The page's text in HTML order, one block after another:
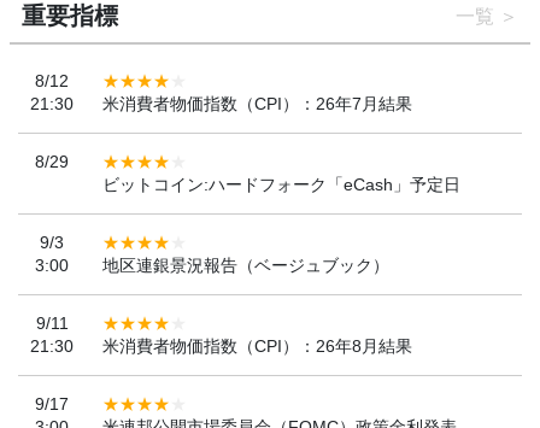
重要指標 一覧
8/12
21:30
米消費者物価指数（CPI）：26年7月結果
8/29
ビットコイン:ハードフォーク「eCash」予定日
9/3
3:00
地区連銀景況報告（ベージュブック）
9/11
21:30
米消費者物価指数（CPI）：26年8月結果
9/17